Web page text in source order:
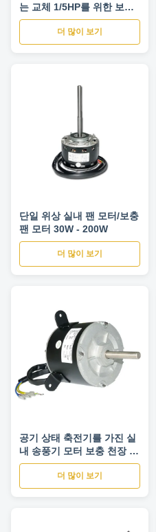
는 교체 1/5HP를 위한 보충
팬 모터
더 많이 보기
단일 위상 실내 팬 모터/보충
팬 모터 30W - 200W
더 많이 보기
공기 상태 축전기를 가진 실
내 송풍기 모터 보충 천장 선
풍기 모터
더 많이 보기